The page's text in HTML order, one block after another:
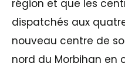
région et que les
dispatchés aux
nouveau centre de
nord du Morbihan en